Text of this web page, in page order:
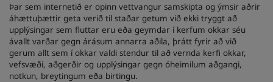
Þar sem internetið er opinn vettvangur samskipta og ýmsir aðrir
áhættuþættir geta verið til staðar getum við ekki tryggt að
upplýsingar sem fluttar eru eða geymdar í kerfum okkar séu
ávallt varðar gegn árásum annarra aðila, þrátt fyrir að við
gerum allt sem í okkar valdi stendur til að vernda kerfi okkar,
vefsvæði, aðgerðir og upplýsingar gegn óheimilum aðgangi,
notkun, breytingum eða birtingu.